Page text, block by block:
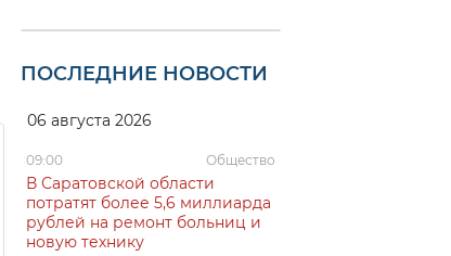
ПОСЛЕДНИЕ НОВОСТИ
06 августа 2026
09:00 Общество
В Саратовской области
потратят более 5,6 миллиарда
рублей на ремонт больниц и
новую технику